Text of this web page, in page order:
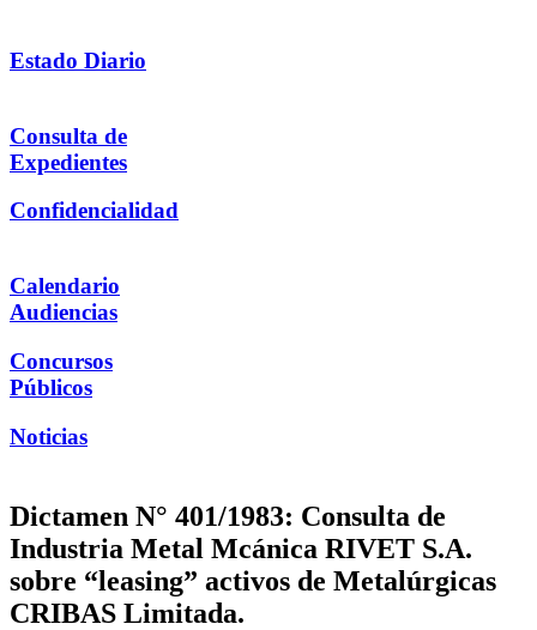
Estado Diario
Consulta de
Expedientes
Confidencialidad
Calendario
Audiencias
Concursos
Públicos
Noticias
Dictamen N° 401/1983: Consulta de
Industria Metal Mcánica RIVET S.A.
sobre “leasing” activos de Metalúrgicas
CRIBAS Limitada.